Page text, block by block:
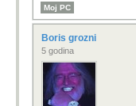
Moj PC
Boris grozni
5 godina